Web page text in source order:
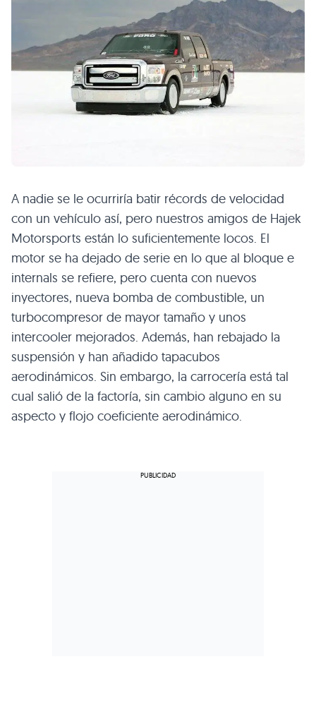
A nadie se le ocurriría batir récords de velocidad
con un vehículo así, pero nuestros amigos de Hajek
Motorsports están lo suficientemente locos. El
motor se ha dejado de serie en lo que al bloque e
internals se refiere, pero cuenta con nuevos
inyectores, nueva bomba de combustible, un
turbocompresor de mayor tamaño y unos
intercooler mejorados. Además, han rebajado la
suspensión y han añadido tapacubos
aerodinámicos. Sin embargo, la carrocería está tal
cual salió de la factoría, sin cambio alguno en su
aspecto y flojo coeficiente aerodinámico.